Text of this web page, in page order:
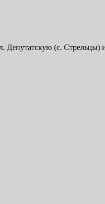
Депутатскую (с. Стрельцы)